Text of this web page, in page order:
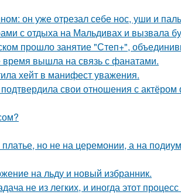
он уже отрезал себе нос, уши и
с отдыха на Мальдивах и вызвала
прошло занятие "Степ+",
вышла на связь с фанатами.
хейт в манифест уважения.
свои отношения с
но не на церемонии, а на
на льду и новый избранник.
не из легких, и иногда этот